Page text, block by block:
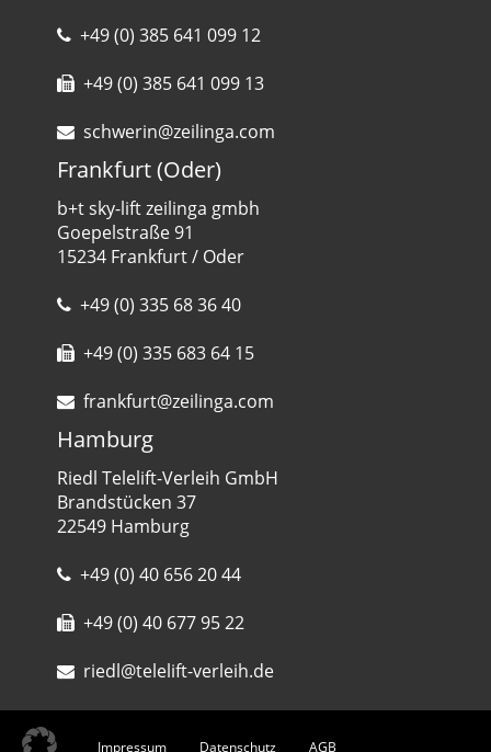
+49 (0) 385 641 099 12
+49 (0) 385 641 099 13
schwerin@zeilinga.com
Frankfurt (Oder)
b+t sky-lift zeilinga gmbh
Goepelstraße 91
15234 Frankfurt / Oder
+49 (0) 335 68 36 40
+49 (0) 335 683 64 15
frankfurt@zeilinga.com
Hamburg
Riedl Telelift-Verleih GmbH
Brandstücken 37
22549 Hamburg
+49 (0) 40 656 20 44
+49 (0) 40 677 95 22
riedl@telelift-verleih.de
Impressum Datenschutz AGB